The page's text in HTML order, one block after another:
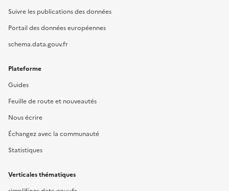
Suivre les publications des données
Portail des données européennes
schema.data.gouv.fr
Plateforme
Guides
Feuille de route et nouveautés
Nous écrire
Échangez avec la communauté
Statistiques
Verticales thématiques